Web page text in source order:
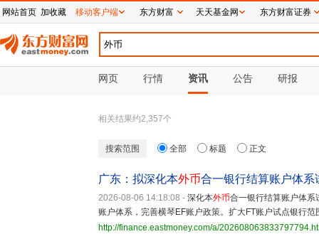
网页 行情 资讯 公告 研报
相关结果约2,357个
搜索范围 全部 标题 正文
广东：拟深化本外币合一银行结算账户体系
2026-08-06 14:18:08 - 深化本外币合一银行结算账户体系
账户体系，完善横琴EF账户政策。扩大FT账户试点银行
http://finance.eastmoney.com/a/
网站首页 加收藏 移动客户端 东方财富 天天基金网 东方财富证券